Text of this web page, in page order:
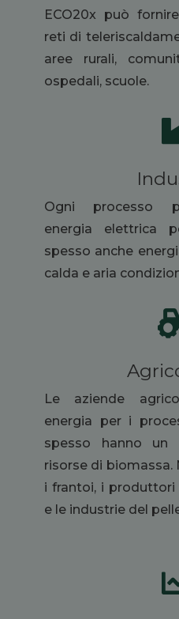
ECO20x può
reti di
aree rurali,
ospedali, scuole.
Ogni processo
energia elettrica
spesso anche
calda e aria
Le aziende
energia per i
spesso hanno un
risorse di biomassa.
i frantoi, i produttori
e le industrie del